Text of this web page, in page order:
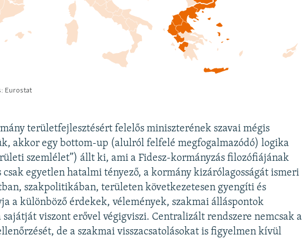
területfejlesztésért felelős miniszterének szavai mégis
akkor egy bottom-up (alulról felfelé megfogalmazódó) logika
szemlélet”) állt ki, ami a Fidesz-kormányzás filozófiájának
egyetlen hatalmi tényező, a kormány kizárólagosságát ismeri
szakpolitikában, területen következetesen gyengíti és
a különböző érdekek, vélemények, szakmai álláspontok
sajátját viszont erővel végigviszi. Centralizált rendszere nemcsak a
de a szakmai visszacsatolásokat is figyelmen kívül